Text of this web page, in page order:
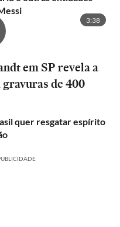
3:38
em SP revela a
de 400
quer resgatar espírito